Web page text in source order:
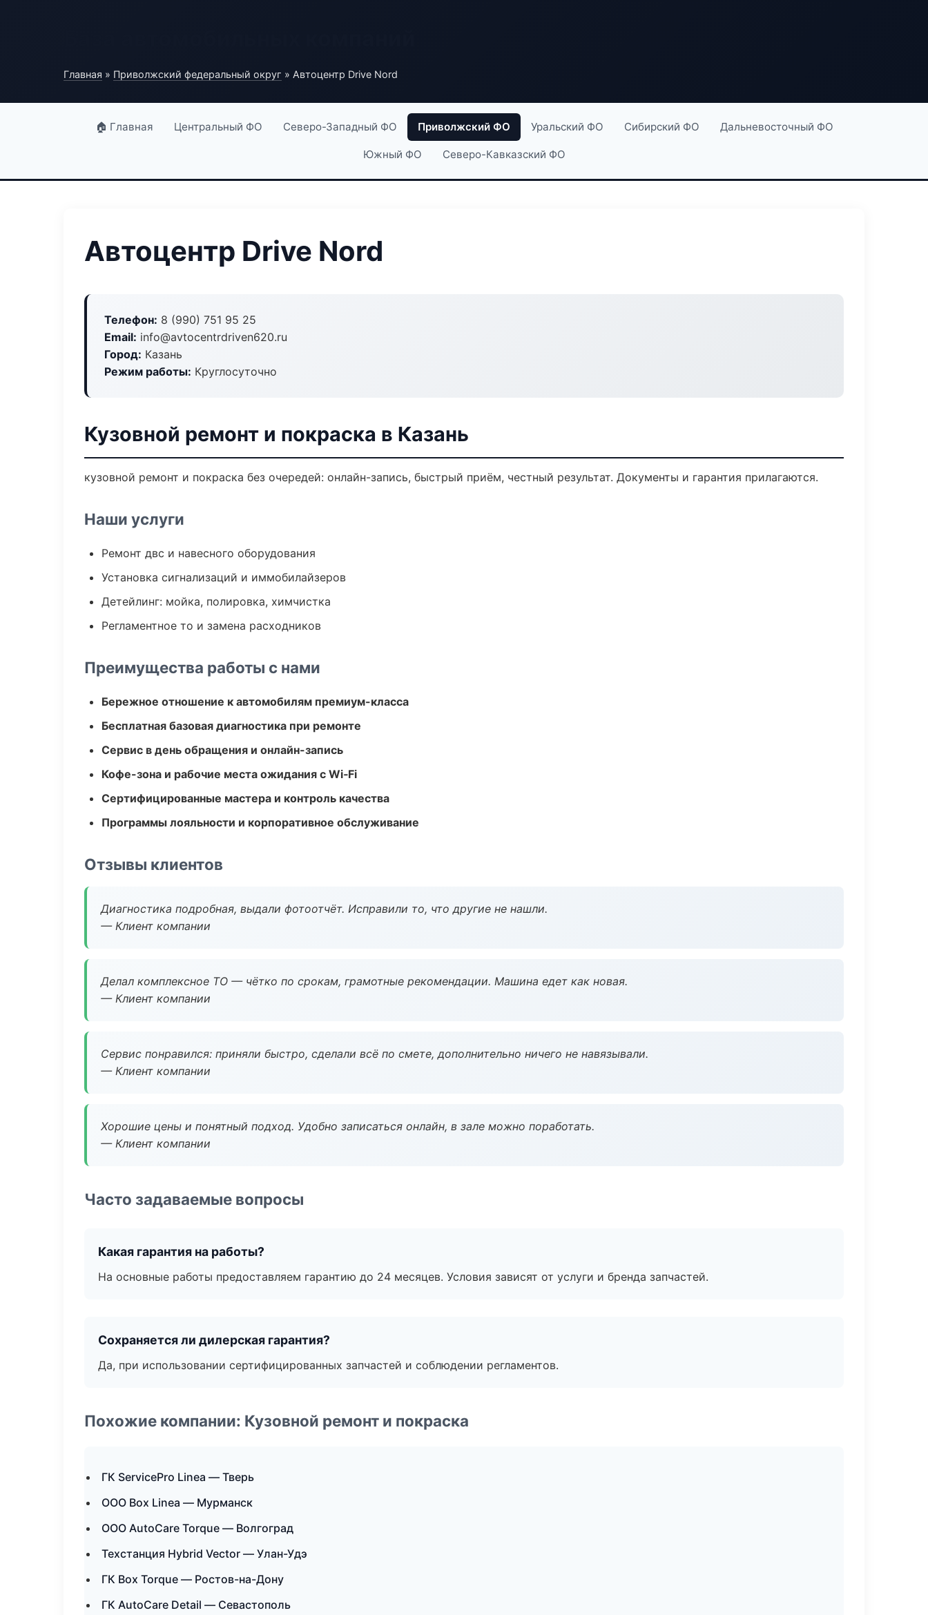
Главная » Приволжский федеральный округ » Автоцентр Drive Nord
🏠 Главная Центральный ФО Северо-Западный ФО Приволжский ФО Уральский ФО Сибирский ФО Дальневосточный ФО
Южный ФО Северо-Кавказский ФО
Автоцентр Drive Nord
Телефон: 8 (990) 751 95 25
Email: info@avtocentrdriven620.ru
Город: Казань
Режим работы: Круглосуточно
Кузовной ремонт и покраска в Казань
кузовной ремонт и покраска без очередей: онлайн-запись, быстрый приём, честный результат. Документы и гарантия прилагаются.
Наши услуги
Ремонт двс и навесного оборудования
Установка сигнализаций и иммобилайзеров
Детейлинг: мойка, полировка, химчистка
Регламентное то и замена расходников
Преимущества работы с нами
Бережное отношение к автомобилям премиум-класса
Бесплатная базовая диагностика при ремонте
Сервис в день обращения и онлайн-запись
Кофе-зона и рабочие места ожидания с Wi‑Fi
Сертифицированные мастера и контроль качества
Программы лояльности и корпоративное обслуживание
Отзывы клиентов
Диагностика подробная, выдали фотоотчёт. Исправили то, что другие не нашли.
— Клиент компании
Делал комплексное ТО — чётко по срокам, грамотные рекомендации. Машина едет как новая.
— Клиент компании
Сервис понравился: приняли быстро, сделали всё по смете, дополнительно ничего не навязывали.
— Клиент компании
Хорошие цены и понятный подход. Удобно записаться онлайн, в зале можно поработать.
— Клиент компании
Часто задаваемые вопросы
Какая гарантия на работы?
На основные работы предоставляем гарантию до 24 месяцев. Условия зависят от услуги и бренда запчастей.
Сохраняется ли дилерская гарантия?
Да, при использовании сертифицированных запчастей и соблюдении регламентов.
Похожие компании: Кузовной ремонт и покраска
ГК ServicePro Linea — Тверь
ООО Box Linea — Мурманск
ООО AutoCare Torque — Волгоград
Техстанция Hybrid Vector — Улан-Удэ
ГК Box Torque — Ростов-на-Дону
ГК AutoCare Detail — Севастополь